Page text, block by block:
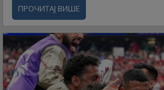
ПРОЧИТАЈ ВИШЕ